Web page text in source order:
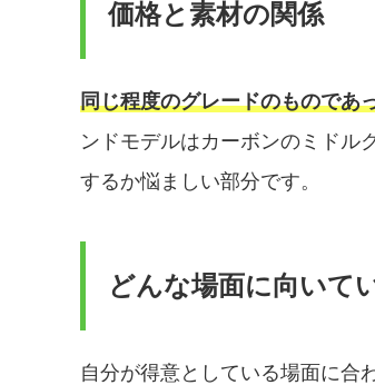
価格と素材の関係
同じ程度のグレードのものであ
ンドモデルはカーボンのミドル
するか悩ましい部分です。
どんな場面に向いて
自分が得意としている場面に合